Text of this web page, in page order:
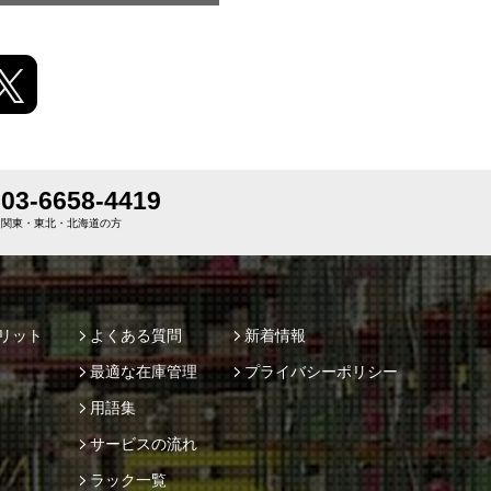
03-6658-4419
関東・東北・北海道の方
ット よくある質問
最適な在庫管理
用語集
サービスの流れ
ラック一覧
新着情報
プライバシーポリシー